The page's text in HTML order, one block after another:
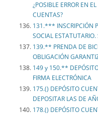
¿POSIBLE ERROR EN
CUENTAS?
131.*** INSCRIPCIÓN
SOCIAL
139.** PRENDA DE
OBLIGACIÓN
149 y 150.**
FIRMA ELECTRÓNICA
175.() DEPÓSITO
DEPOSITAR LAS DE
178.() DEPÓSITO